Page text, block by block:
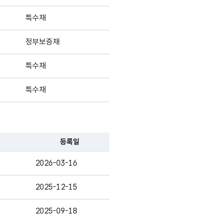
특수채
정부보증채
특수채
특수채
등록일
2026-03-16
2025-12-15
2025-09-18